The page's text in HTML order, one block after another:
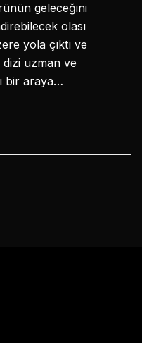
geleceğini
olası
yola çıktı ve
uzman ve
bir araya…